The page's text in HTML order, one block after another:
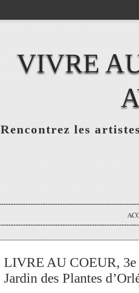
VIVRE
Rencontrez les
LIVRE AU COEUR, 3e
Jardin des Plantes